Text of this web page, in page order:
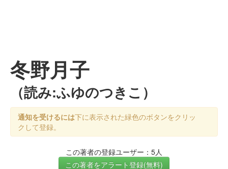
冬野月子
（読み:ふゆのつきこ）
通知を受けるには下に表示された緑色のボタンをクリッ
クして登録。
この著者の登録ユーザー：5人
この著者をアラート登録(無料)